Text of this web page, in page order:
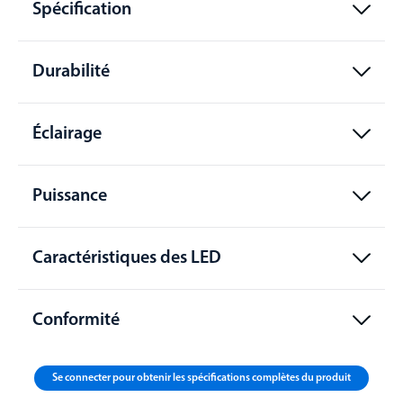
Spécification
Durabilité
Éclairage
Puissance
Caractéristiques des LED
Conformité
Se connecter pour obtenir les spécifications complètes du produit